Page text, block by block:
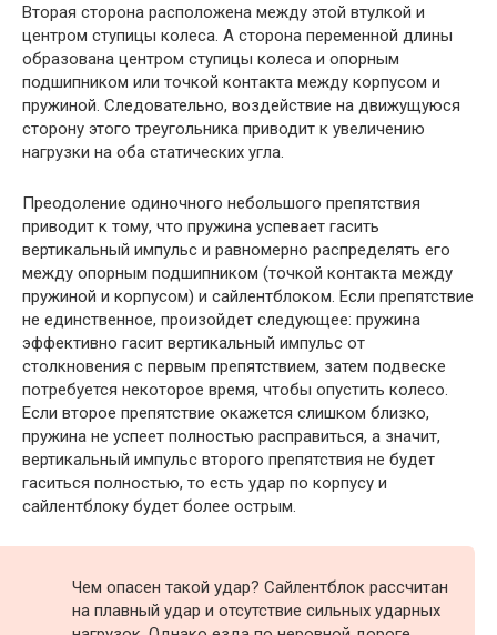
Вторая сторона расположена между этой втулкой и
центром ступицы колеса. А сторона переменной длины
образована центром ступицы колеса и опорным
подшипником или точкой контакта между корпусом и
пружиной. Следовательно, воздействие на движущуюся
сторону этого треугольника приводит к увеличению
нагрузки на оба статических угла.
Преодоление одиночного небольшого препятствия
приводит к тому, что пружина успевает гасить
вертикальный импульс и равномерно распределять его
между опорным подшипником (точкой контакта между
пружиной и корпусом) и сайлентблоком. Если препятствие
не единственное, произойдет следующее: пружина
эффективно гасит вертикальный импульс от
столкновения с первым препятствием, затем подвеске
потребуется некоторое время, чтобы опустить колесо.
Если второе препятствие окажется слишком близко,
пружина не успеет полностью расправиться, а значит,
вертикальный импульс второго препятствия не будет
гаситься полностью, то есть удар по корпусу и
сайлентблоку будет более острым.
Чем опасен такой удар? Сайлентблок рассчитан
на плавный удар и отсутствие сильных ударных